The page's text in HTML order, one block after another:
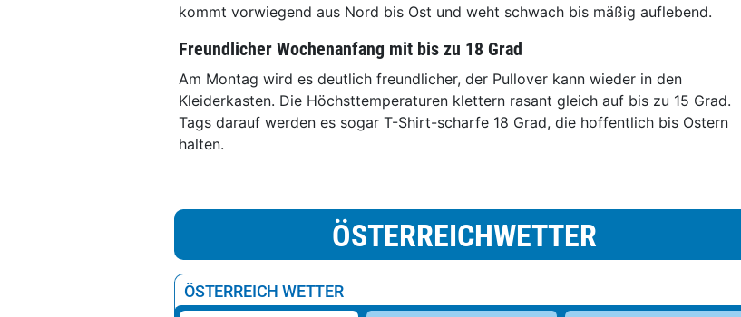
kommt vorwiegend aus Nord bis Ost und weht schwach bis mäßig auflebend.
Freundlicher Wochenanfang mit bis zu 18 Grad
Am Montag wird es deutlich freundlicher, der Pullover kann wieder in den
Kleiderkasten. Die Höchsttemperaturen klettern rasant gleich auf bis zu 15 Grad.
Tags darauf werden es sogar T-Shirt-scharfe 18 Grad, die hoffentlich bis Ostern
halten.
ÖSTERREICHWETTER
ÖSTERREICH WETTER